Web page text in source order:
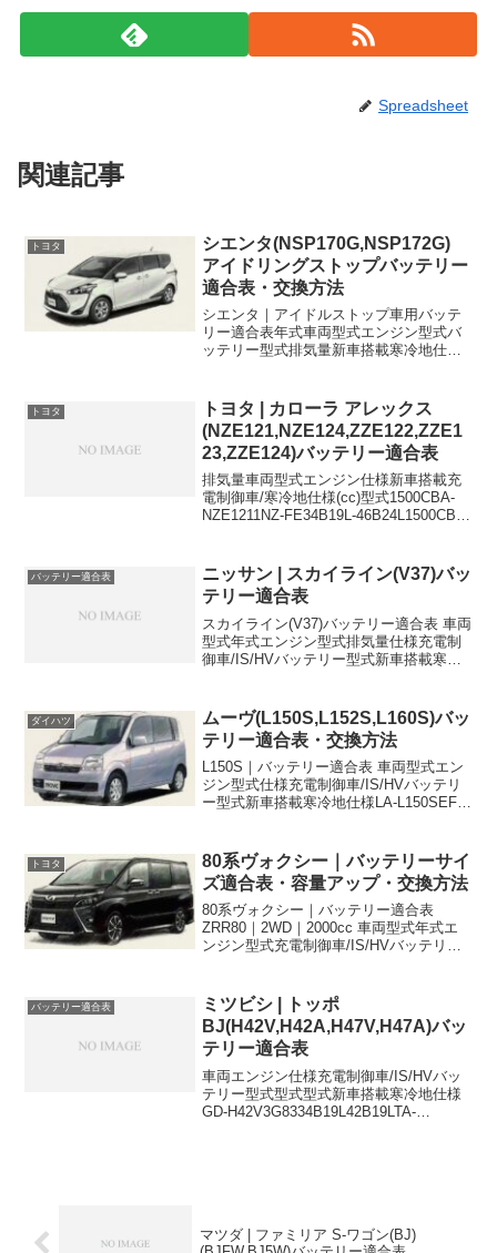
Spreadsheet
関連記事
トヨタ
シエンタ(NSP170G,NSP172G)
アイドリングストップバッテリー
適合表・交換方法
シエンタ｜アイドルストップ車用バッテ
リー適合表年式車両型式エンジン型式バ
ッテリー型式排気量新車搭載寒冷地仕様
NSP172G2NR-F...
トヨタ
トヨタ | カローラ アレックス
(NZE121,NZE124,ZZE122,ZZE1
23,ZZE124)バッテリー適合表
排気量車両型式エンジン仕様新車搭載充
電制御車/寒冷地仕様(cc)型式1500CBA-
NZE1211NZ-FE34B19L-46B24L1500CBA-
バッテリー適合表
ニッサン | スカイライン(V37)バッ
テリー適合表
スカイライン(V37)バッテリー適合表 車両
型式年式エンジン型式排気量仕様充電制
御車/IS/HVバッテリー型式新車搭載寒冷
ブ)Q-85MF 適合不可ISS-95+...
ダイハツ
ムーヴ(L150S,L152S,L160S)バッ
テリー適合表・交換方法
L150S｜バッテリー適合表 車両型式エン
ジン型式仕様充電制御車/IS/HVバッテリ
ー型式新車搭載寒冷地仕様LA-L150SEF-
トヨタ
80系ヴォクシー｜バッテリーサイ
ズ適合表・容量アップ・交換方法
80系ヴォクシー｜バッテリー適合表
ZRR80｜2WD｜2000cc 車両型式年式エ
ンジン型式充電制御車/IS/HVバッテリー
御車Q-55←DBA-Z...
バッテリー適合表
ミツビシ | トッポ
BJ(H42V,H42A,H47V,H47A)バッ
テリー適合表
車両エンジン仕様充電制御車/IS/HVバッ
テリー型式型式型式新車搭載寒冷地仕様
GD-H42V3G8334B19L42B19LTA-
マツダ | ファミリア S-ワゴン(BJ)